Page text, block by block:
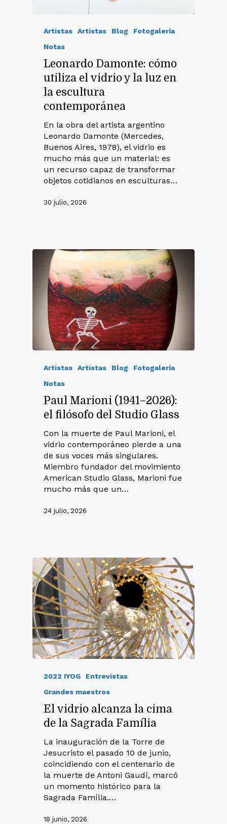
Artistas Artistas Blog
Fotogalería
Notas
Leonardo Damonte: cómo
utiliza el vidrio y la luz en
la escultura
contemporánea
En la obra del artista argentino
Leonardo Damonte (Mercedes,
Buenos Aires, 1978), el vidrio es
mucho más que un material: es
un recurso capaz de transformar
objetos cotidianos en esculturas…
30 julio, 2026
Artistas Artistas Blog
Fotogalería
Notas
Paul Marioni (1941–2026):
el filósofo del Studio Glass
Con la muerte de Paul Marioni, el
vidrio contemporáneo pierde a una
de sus voces más singulares.
Miembro fundador del movimiento
American Studio Glass, Marioni fue
mucho más que un…
24 julio, 2026
2022 IYOG
Entrevistas
Grandes maestros
El vidrio alcanza la cima
de la Sagrada Família
La inauguración de la Torre de
Jesucristo el pasado 10 de junio,
coincidiendo con el centenario de
la muerte de Antoni Gaudí, marcó
un momento histórico para la
Sagrada Família.…
18 junio, 2026